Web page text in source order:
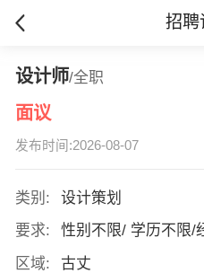
招聘
设计师/全职
面议
发布时间:2026-08-07
类别:
设计策划
要求:
性别不限/ 学历不限/
区域:
古丈